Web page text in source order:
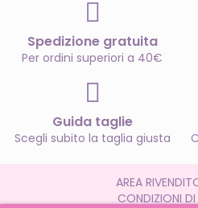
Spedizione gratuita
Per ordini superiori a 40€
Guida taglie
Scegli subito la taglia giusta
AREA
CONDIZIONI